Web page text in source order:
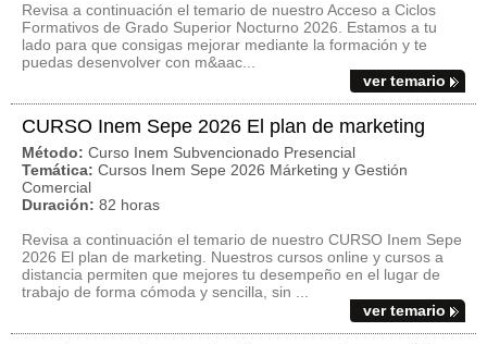
Revisa a continuación el temario de nuestro Acceso a Ciclos
Formativos de Grado Superior Nocturno 2026. Estamos a tu
lado para que consigas mejorar mediante la formación y te
puedas desenvolver con m&aac...
ver temario
CURSO Inem Sepe 2026 El plan de marketing
Método: Curso Inem Subvencionado Presencial
Temática: Cursos Inem Sepe 2026 Márketing y Gestión
Comercial
Duración: 82 horas
Revisa a continuación el temario de nuestro CURSO Inem Sepe
2026 El plan de marketing. Nuestros cursos online y cursos a
distancia permiten que mejores tu desempeño en el lugar de
trabajo de forma cómoda y sencilla, sin ...
ver temario